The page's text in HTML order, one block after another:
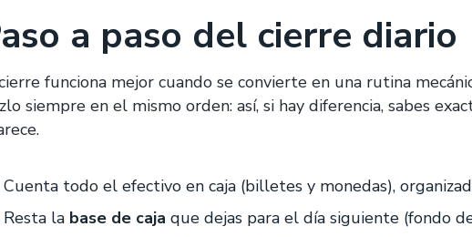
a paso del cierre diario
funciona mejor cuando se convierte en una rutina
siempre en el mismo orden: así, si hay diferencia, sabes
Cuenta todo el efectivo en caja (billetes y monedas),
Resta la base de caja que dejas para el día siguiente (fondo